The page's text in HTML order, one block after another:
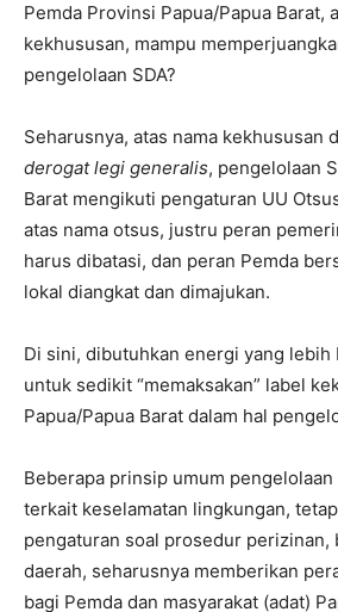
Pemda Provinsi Papua/Papua Barat,
kekhususan, mampu
pengelolaan SDA?
Seharusnya, atas nama kekhususan
derogat legi generalis, pengelolaan
Barat mengikuti pengaturan UU
atas nama otsus, justru peran
harus dibatasi, dan peran Pemda
lokal diangkat dan dimajukan.
Di sini, dibutuhkan energi yang lebih
untuk sedikit “memaksakan” label
Papua/Papua Barat dalam hal
Beberapa prinsip umum pengelolaan
terkait keselamatan lingkungan,
pengaturan soal prosedur perizinan,
daerah, seharusnya memberikan
bagi Pemda dan masyarakat (adat)